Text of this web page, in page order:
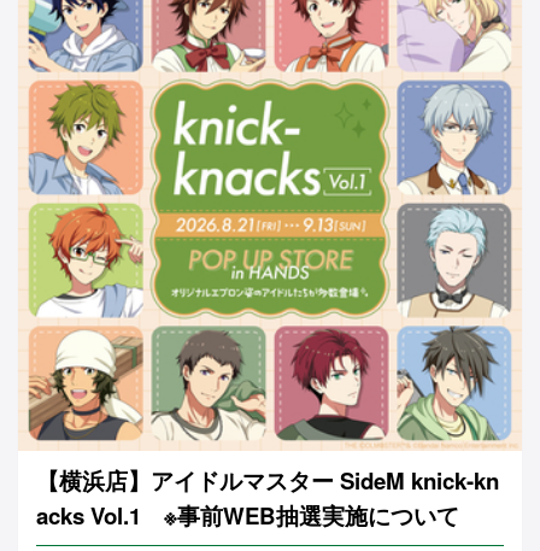
【横浜店】アイドルマスター SideM knick-kn
acks Vol.1 ※事前WEB抽選実施について